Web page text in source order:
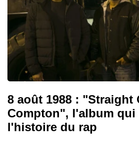
8 août 1988 : "Straight
Compton", l'album qui
l'histoire du rap